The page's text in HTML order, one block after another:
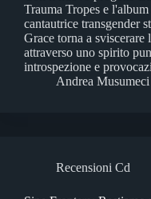
Trauma Tropes e
cantautrice transgender
Grace torna a
attraverso uno spirito
introspezione e
Andrea Musumeci
Recensioni Cd